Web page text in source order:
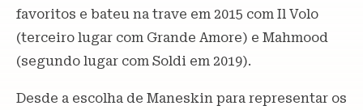
favoritos e bateu na trave em 2015 com Il Volo
(terceiro lugar com Grande Amore) e Mahmood
(segundo lugar com Soldi em 2019).
Desde a escolha de Maneskin para representar os